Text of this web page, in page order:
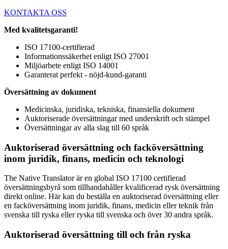
KONTAKTA OSS
Med kvalitetsgaranti!
ISO 17100-certifierad
Informationssäkerhet enligt ISO 27001
Miljöarbete enligt ISO 14001
Garanterat perfekt - nöjd-kund-garanti
Översättning av dokument
Medicinska, juridiska, tekniska, finansiella dokument
Auktoriserade översättningar med underskrift och stämpel
Översättningar av alla slag till 60 språk
Auktoriserad översättning och facköversättning
inom juridik, finans, medicin och teknologi
The Native Translator är en global ISO 17100 certifierad
översättningsbyrå som tillhandahåller kvalificerad rysk översättning
direkt online. Här kan du beställa en auktoriserad översättning eller
en facköversättning inom juridik, finans, medicin eller teknik från
svenska till ryska eller ryska till svenska och över 30 andra språk.
Auktoriserad översättning till och från ryska